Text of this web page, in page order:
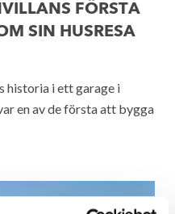
FÖRSTA
SIN HUSRESA
historia i ett garage i
en av de första att bygga